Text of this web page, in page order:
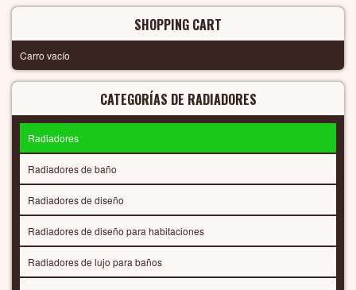
SHOPPING CART
Carro vacío
CATEGORÍAS DE RADIADORES
Radiadores
Radiadores de baño
Radiadores de diseño
Radiadores de diseño para habitaciones
Radiadores de lujo para baños